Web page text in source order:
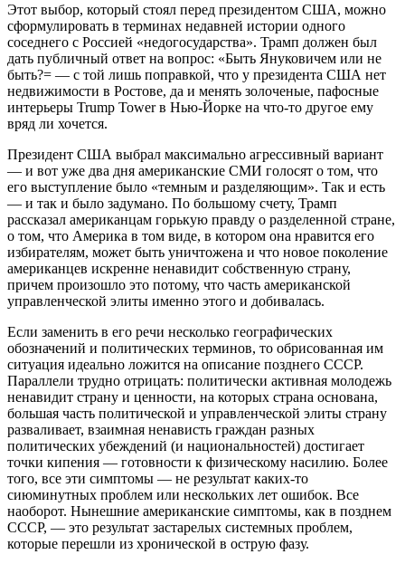
Этот выбор, который стоял перед президентом США, можно
сформулировать в терминах недавней истории одного
соседнего с Россией «недогосударства». Трамп должен был
дать публичный ответ на вопрос: «Быть Януковичем или не
быть?= — с той лишь поправкой, что у президента США нет
недвижимости в Ростове, да и менять золоченые, пафосные
интерьеры Trump Tower в Нью-Йорке на что-то другое ему
вряд ли хочется.
Президент США выбрал максимально агрессивный вариант
— и вот уже два дня американские СМИ голосят о том, что
его выступление было «темным и разделяющим». Так и есть
— и так и было задумано. По большому счету, Трамп
рассказал американцам горькую правду о разделенной стране,
о том, что Америка в том виде, в котором она нравится его
избирателям, может быть уничтожена и что новое поколение
американцев искренне ненавидит собственную страну,
причем произошло это потому, что часть американской
управленческой элиты именно этого и добивалась.
Если заменить в его речи несколько географических
обозначений и политических терминов, то обрисованная им
ситуация идеально ложится на описание позднего СССР.
Параллели трудно отрицать: политически активная молодежь
ненавидит страну и ценности, на которых страна основана,
большая часть политической и управленческой элиты страну
разваливает, взаимная ненависть граждан разных
политических убеждений (и национальностей) достигает
точки кипения — готовности к физическому насилию. Более
того, все эти симптомы — не результат каких-то
сиюминутных проблем или нескольких лет ошибок. Все
наоборот. Нынешние американские симптомы, как в позднем
СССР, — это результат застарелых системных проблем,
которые перешли из хронической в острую фазу.